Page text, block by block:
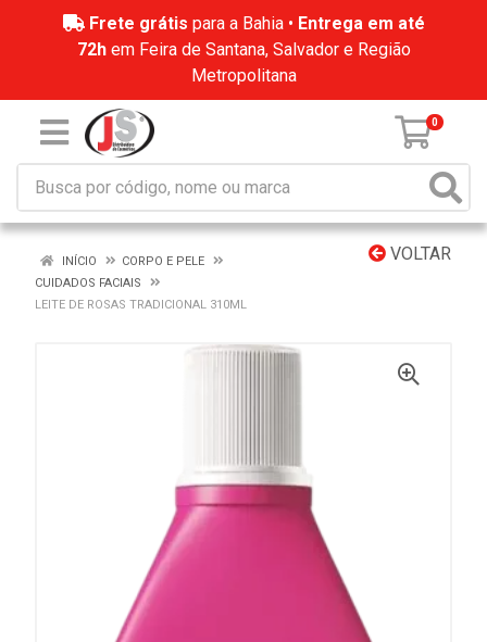
Frete grátis para a Bahia • Entrega em até
72hem Feira de Santana, Salvador e Região
Metropolitana
0
VOLTAR
INÍCIO
CORPO E PELE
CUIDADOS FACIAIS
LEITE DE ROSAS TRADICIONAL 310ML